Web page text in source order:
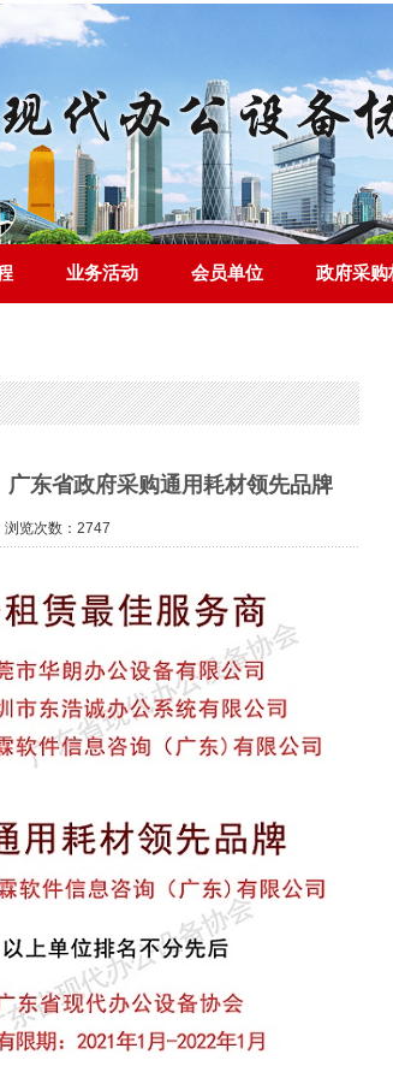
业务活动 会员单位 政府采购
东省政府采购通用耗材领先品牌
览次数：2747